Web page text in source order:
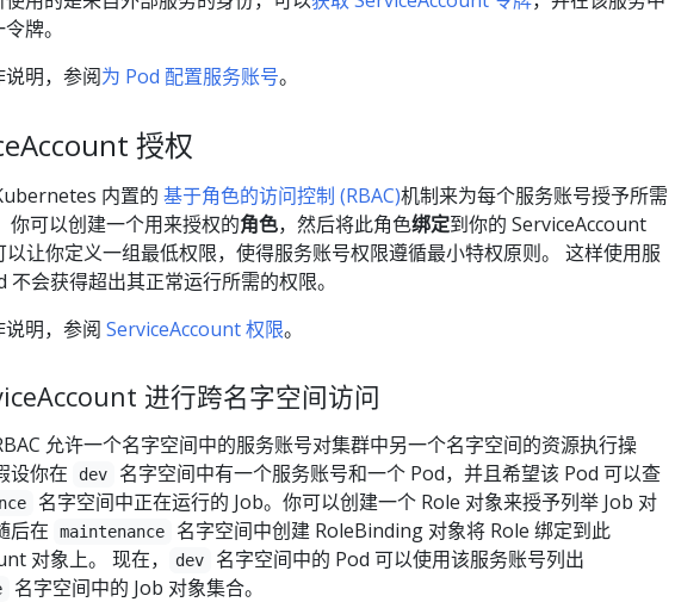
牌。
明，参阅为 Pod 配置服务账号。
授权
内置的 基于角色的访问控制 (RBAC)机制来为每个服务账号授予所需
你可以创建一个用来授权的角色，然后将此角色绑定到你的 ServiceAccount
以让你定义一组最低权限，使得服务账号权限遵循最小特权原则。 这样使用服
不会获得超出其正常运行所需的权限。
明，参阅 ServiceAccount 权限。
进行跨名字空间访问
允许一个名字空间中的服务账号对集群中另一个名字空间的资源执行操
设你在
dev
名字空间中有一个服务账号和一个 Pod，并且希望该 Pod 可以查
名字空间中正在运行的 Job。你可以创建一个 Role 对象来授予列举 Job 对
后在
maintenance
名字空间中创建 RoleBinding 对象将 Role 绑定到此
对象上。 现在，
dev 名字空间中的 Pod 可以使用该服务账号列出
名字空间中的 Job 对象集合。